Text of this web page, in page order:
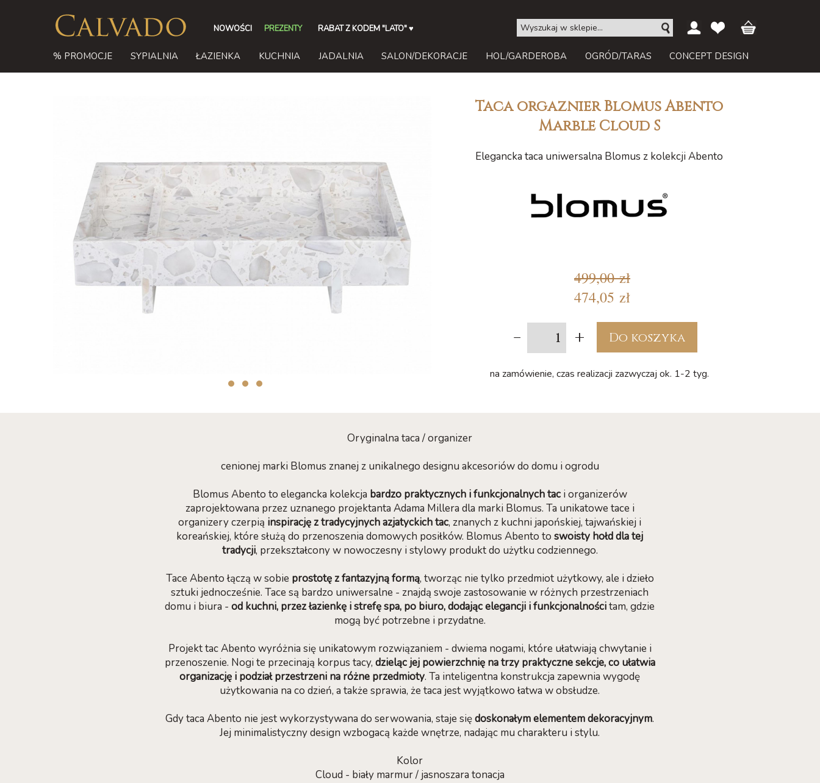
NOWOŚCI PREZENTY RABAT Z KODEM "LATO"♥
% PROMOCJE SYPIALNIA ŁAZIENKA KUCHNIA JADALNIA SALON/DEKORACJE HOL/GARDEROBA OGRÓD/TARAS CONCEPT DESIGN
Taca orgaznier Blomus Abento
Marble Cloud S
Elegancka taca uniwersalna Blomus z kolekcji Abento
499,00 zł
474,05 zł
- + Do koszyka
na zamówienie, czas realizacji zazwyczaj ok. 1-2 tyg.
Oryginalna taca / organizer
cenionej marki Blomus znanej z unikalnego designu akcesoriów do domu i ogrodu
Blomus Abento to elegancka kolekcja bardzo praktycznych i funkcjonalnych taci organizerów
zaprojektowana przez uznanego projektanta Adama Millera dla marki Blomus. Ta unikatowe tace i
organizery czerpią inspirację z tradycyjnych azjatyckich tac, znanych z kuchni japońskiej, tajwańskiej i
koreańskiej, które służą do przenoszenia domowych posiłków. Blomus Abento toswoisty hołd dla tej
tradycji, przekształcony w nowoczesny i stylowy produkt do użytku codziennego.
Tace Abento łączą w sobie prostotę z fantazyjną formą, tworząc nie tylko przedmiot użytkowy, ale i dzieło
sztuki jednocześnie. Tace są bardzo uniwersalne - znajdą swoje zastosowanie w różnych przestrzeniach
domu i biura -od kuchni, przez łazienkę i strefę spa, po biuro, dodając elegancji i funkcjonalnościtam, gdzie
mogą być potrzebne i przydatne.
Projekt tac Abento wyróżnia się unikatowym rozwiązaniem - dwiema nogami, które ułatwiają chwytanie i
przenoszenie. Nogi te przecinają korpus tacy, dzieląc jej powierzchnię na trzy praktyczne sekcje, co ułatwia
organizację i podział przestrzeni na różne przedmioty. Ta inteligentna konstrukcja zapewnia wygodę
użytkowania na co dzień, a także sprawia, że taca jest wyjątkowo łatwa w obsłudze.
Gdy taca Abento nie jest wykorzystywana do serwowania, staje siędoskonałym elementem dekoracyjnym.
Jej minimalistyczny design wzbogacą każde wnętrze, nadając mu charakteru i stylu.
Kolor
Cloud - biały marmur / jasnoszara tonacja